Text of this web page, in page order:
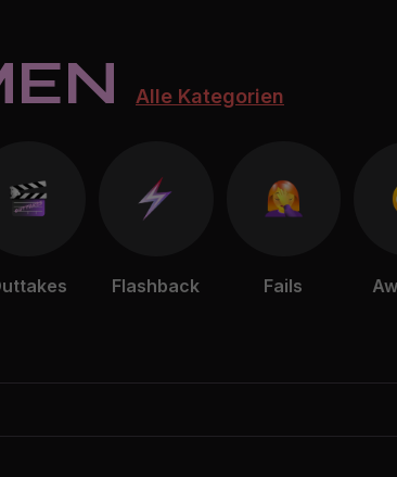
Alle Kategorien
Flashback Fails